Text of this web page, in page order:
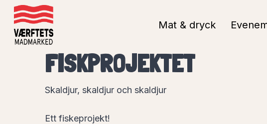
huvudinnehållet
Mat & dryck
FISKPROJEKTET
Skaldjur, skaldjur och skaldjur
Ett fiskeprojekt!